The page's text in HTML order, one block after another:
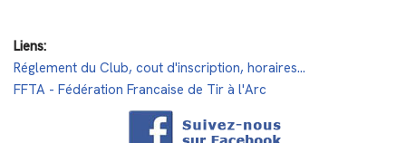
Liens:
Réglement du Club, cout d'inscription, horaires...
FFTA - Fédération Francaise de Tir à l'Arc